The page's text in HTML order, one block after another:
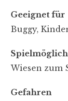
Geeignet für
Buggy,
Wiesen zum
Gefahren